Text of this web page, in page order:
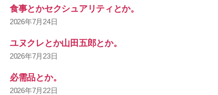
食事とかセクシュアリティとか。
2026年7月24日
ユヌクレとか山田五郎とか。
2026年7月23日
必需品とか。
2026年7月22日